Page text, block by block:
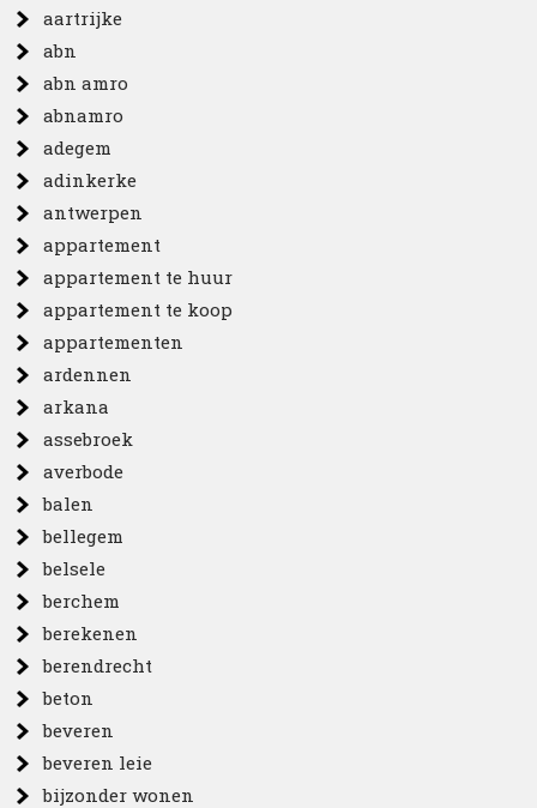
aartrijke
abn
abn amro
abnamro
adegem
adinkerke
antwerpen
appartement
appartement te huur
appartement te koop
appartementen
ardennen
arkana
assebroek
averbode
balen
bellegem
belsele
berchem
berekenen
berendrecht
beton
beveren
beveren leie
bijzonder wonen